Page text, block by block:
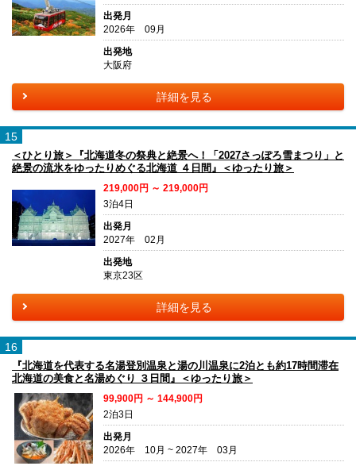
出発月
2026年 09月
出発地
大阪府
詳細を見る
15
＜ひとり旅＞『北海道冬の祭典と絶景へ！「2027さっぽろ雪まつり」と
絶景の流氷をゆったりめぐる北海道 ４日間』＜ゆったり旅＞
219,000円 ～ 219,000円
3泊4日
出発月
2027年 02月
出発地
東京23区
詳細を見る
16
『北海道を代表する名湯登別温泉と湯の川温泉に2泊とも約17時間滞在
北海道の美食と名湯めぐり ３日間』＜ゆったり旅＞
99,900円 ～ 144,900円
2泊3日
出発月
2026年 10月 ~ 2027年 03月